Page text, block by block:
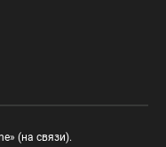
(на связи).